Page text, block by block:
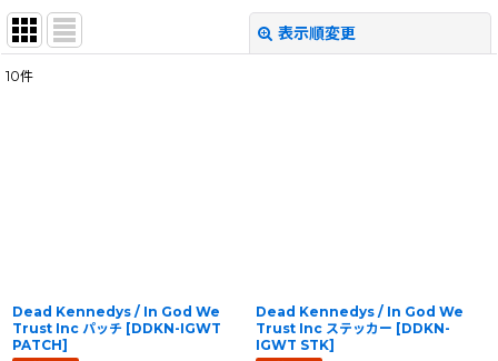
表示順変更
10件
Dead Kennedys / In God We
Trust Inc パッチ [DDKN-IGWT
PATCH]
Dead Kennedys / In God We
Trust Inc ステッカー [DDKN-
IGWT STK]